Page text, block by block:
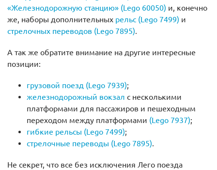
«Железнодорожную станцию» (Lego 60050) и, конечно
же, наборы дополнительных рельс (Lego 7499) и
стрелочных переводов (Lego 7895).
А так же обратите внимание на другие интересные
позиции:
грузовой поезд (Lego 7939);
железнодорожный вокзал с несколькими
платформами для пассажиров и пешеходным
переходом между платформами (Lego 7937);
гибкие рельсы (Lego 7499);
стрелочные переводы (Lego 7895).
Не секрет, что все без исключения Лего поезда